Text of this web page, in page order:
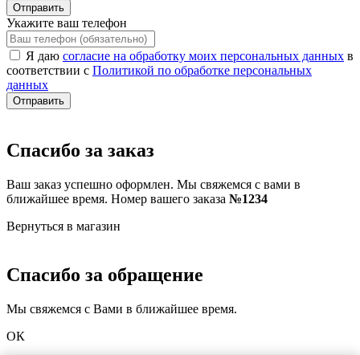
Отправить
Укажите ваш телефон
Я даю согласие на обработку моих персональных данных в
соответствии с Политикой по обработке персональных
данных
Отправить
Спасибо за заказ
Ваш заказ успешно оформлен. Мы свяжемся с вами в
ближайшее время. Номер вашего заказа №1234
Вернуться в магазин
Спасибо за обращение
Мы свяжемся с Вами в ближайшее время.
ОК